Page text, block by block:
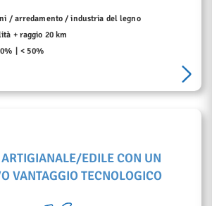
/ arredamento / industria del legno
+ raggio 20 km
< 50%
EDILE CON UN
VANTAGGIO TECNOLOGICO